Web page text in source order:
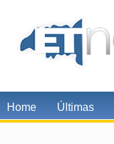
Home Últimas